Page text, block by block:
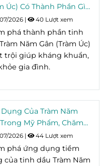
Úc) Có Thành Phần Gì?
Hoạt Chất 1,8-
2026 | 40 Lượt xem
phá thành phần tinh
Năm Gân (Tràm Úc)
trội giúp kháng khuẩn,
gia đình.
Của Tràm Năm
Mỹ Phẩm, Chăm
Nhân Và OEM/ODM
2026 | 44 Lượt xem
phá ứng dụng tiềm
của tinh dầu Tràm Năm